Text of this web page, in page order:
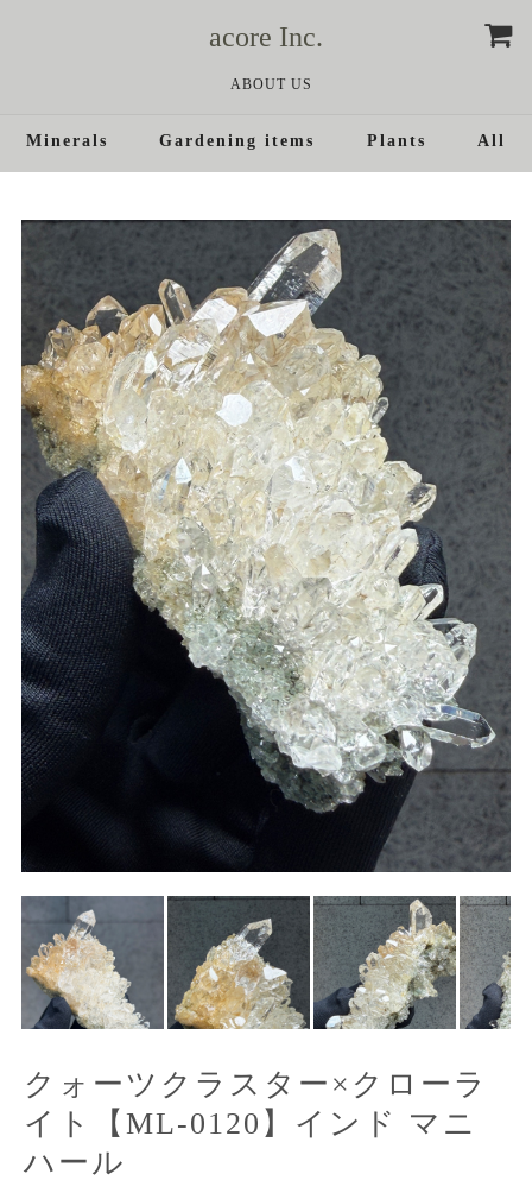
acore Inc.
ABOUT US
Minerals Gardening items Plants All
クォーツクラスター×クローラ
イト【ML-0120】インド マニ
ハール